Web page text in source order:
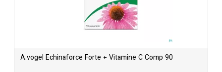
A.vogel Echinaforce Forte + Vitamine C Comp 90